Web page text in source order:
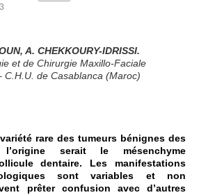
A. CHEKKOURY-IDRISSI.
et de Chirurgie Maxillo-Faciale
C.H.U. de Casablanca (Maroc)
rare des tumeurs bénignes des
serait le mésenchyme
dentaire. Les manifestations
sont variables et non
prêter confusion avec d’autres